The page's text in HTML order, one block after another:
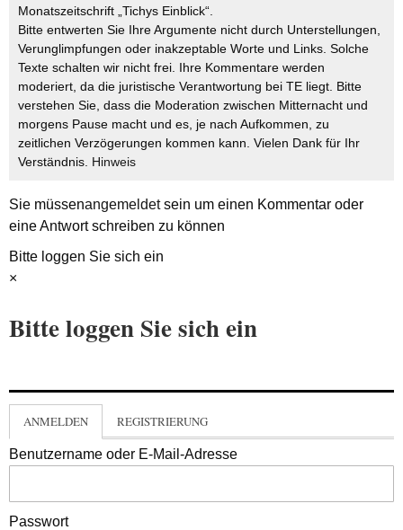
Monatszeitschrift „Tichys Einblick“.
Bitte entwerten Sie Ihre Argumente nicht durch Unterstellungen,
Verunglimpfungen oder inakzeptable Worte und Links. Solche
Texte schalten wir nicht frei. Ihre Kommentare werden
moderiert, da die juristische Verantwortung bei TE liegt. Bitte
verstehen Sie, dass die Moderation zwischen Mitternacht und
morgens Pause macht und es, je nach Aufkommen, zu
zeitlichen Verzögerungen kommen kann. Vielen Dank für Ihr
Verständnis. Hinweis
Sie müssenangemeldetsein um einen Kommentar oder
eine Antwort schreiben zu können
Bitte loggen Sie sich ein
×
Bitte loggen Sie sich ein
ANMELDEN REGISTRIERUNG
Benutzername oder E-Mail-Adresse
Passwort